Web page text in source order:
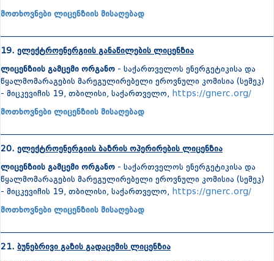
მოთხოვნები ლიცენზიის მისაღებად
19. ელექტროენერგიის განაწილების ლიცენზია
ლიცენზიის გამცემი ორგანო - საქართველოს ენერგეტიკისა და
წყალმომარაგების მარეგულირებელი ეროვნული კომისია (სემეკ)
- მიცკევიჩის 19, თბილისი, საქართველო, https://gnerc.org/
მოთხოვნები ლიცენზიის მისაღებად
20. ელექტროენერგიის ბაზრის ოპერირების ლიცენზია
ლიცენზიის გამცემი ორგანო - საქართველოს ენერგეტიკისა და
წყალმომარაგების მარეგულირებელი ეროვნული კომისია (სემეკ)
- მიცკევიჩის 19, თბილისი, საქართველო, https://gnerc.org/
მოთხოვნები ლიცენზიის მისაღებად
21. ბუნებრივი გაზის გადაცემის ლიცენზია